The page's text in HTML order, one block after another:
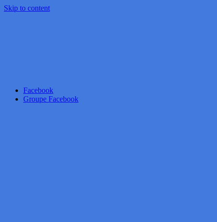
Skip to content
Facebook
Groupe Facebook